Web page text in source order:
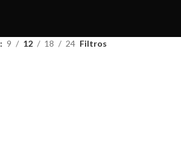
9 12 18 24 Filtros